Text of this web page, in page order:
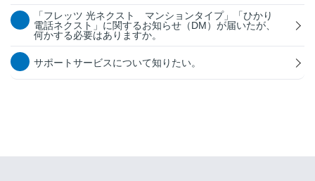
「フレッツ 光ネクスト マンションタイプ」「ひかり
電話ネクスト」に関するお知らせ（DM）が届いたが、
何かする必要はありますか。
サポートサービスについて知りたい。